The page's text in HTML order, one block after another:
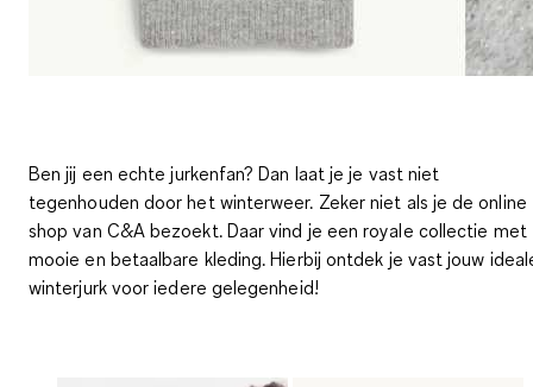
Ben jij een echte jurkenfan? Dan laat je je vast niet
tegenhouden door het winterweer. Zeker niet als je deonline
shop van C&A bezoekt. Daar vind je eenroyale collectie met
mooie en betaalbare kleding. Hierbij ontdek je vast jouw
winterjurk voor iedere gelegenheid!